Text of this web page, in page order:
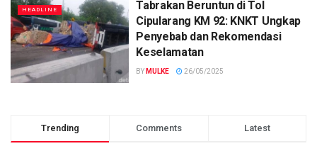
HEADLINE
Tabrakan Beruntun di Tol
Cipularang KM 92: KNKT Ungkap
Penyebab dan Rekomendasi
Keselamatan
BY MULKE 26/05/2025
Trending Comments Latest